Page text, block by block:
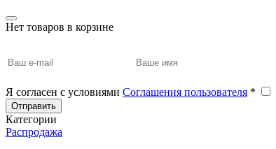
Нет товаров в корзине
Я согласен с условиями Соглашения пользователя *
Отправить
Категории
Распродажа